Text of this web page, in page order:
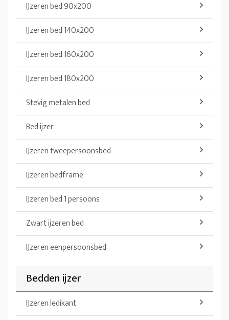
IJzeren bed 90x200
IJzeren bed 140x200
IJzeren bed 160x200
IJzeren bed 180x200
Stevig metalen bed
Bed ijzer
IJzeren tweepersoonsbed
IJzeren bedframe
IJzeren bed 1 persoons
Zwart ijzeren bed
IJzeren eenpersoonsbed
Bedden ijzer
IJzeren ledikant